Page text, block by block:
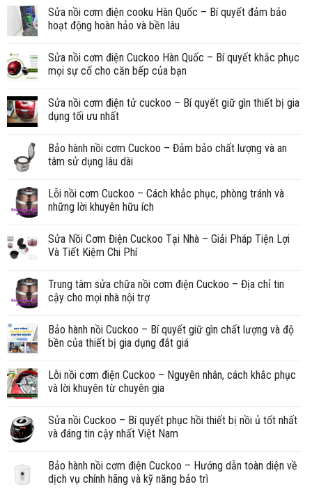
Sửa nồi cơm điện cooku Hàn Quốc – Bí quyết đảm bảo
hoạt động hoàn hảo và bền lâu
Sửa nồi cơm điện Cuckoo Hàn Quốc – Bí quyết khắc phục
mọi sự cố cho căn bếp của bạn
Sửa nồi cơm điện tử cuckoo – Bí quyết giữ gìn thiết bị gia
dụng tối ưu nhất
Bảo hành nồi cơm Cuckoo – Đảm bảo chất lượng và an
tâm sử dụng lâu dài
Lỗi nồi cơm Cuckoo – Cách khắc phục, phòng tránh và
những lời khuyên hữu ích
Sửa Nồi Cơm Điện Cuckoo Tại Nhà – Giải Pháp Tiện Lợi
Và Tiết Kiệm Chi Phí
Trung tâm sửa chữa nồi cơm điện Cuckoo – Địa chỉ tin
cậy cho mọi nhà nội trợ
Bảo hành nồi Cuckoo – Bí quyết giữ gìn chất lượng và độ
bền của thiết bị gia dụng đắt giá
Lỗi nồi cơm điện Cuckoo – Nguyên nhân, cách khắc phục
và lời khuyên từ chuyên gia
Sửa nồi Cuckoo – Bí quyết phục hồi thiết bị nồi ủ tốt nhất
và đáng tin cậy nhất Việt Nam
Bảo hành nồi cơm điện Cuckoo – Hướng dẫn toàn diện về
dịch vụ chính hãng và kỹ năng bảo trì